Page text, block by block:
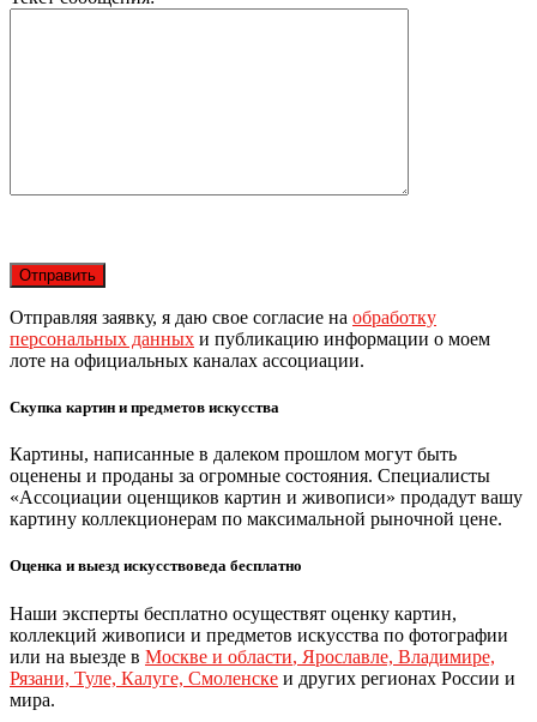
Отправляя заявку, я даю свое согласие на обработку
персональных данных и публикацию информации о моем
лоте на официальных каналах ассоциации.
Скупка картин и предметов искусства
Картины, написанные в далеком прошлом могут быть
оценены и проданы за огромные состояния. Специалисты
«Ассоциации оценщиков картин и живописи» продадут вашу
картину коллекционерам по максимальной рыночной цене.
Оценка и выезд искусствоведа бесплатно
Наши эксперты бесплатно осуществят оценку картин,
коллекций живописи и предметов искусства по фотографии
или на выезде в Москве и области, Ярославле, Владимире,
Рязани, Туле, Калуге, Смоленске и других регионах России и
мира.